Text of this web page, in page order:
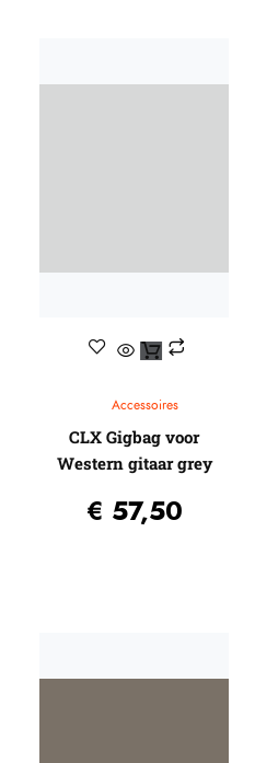
Accessoires
CLX Gigbag voor
Western gitaar grey
€ 57,50